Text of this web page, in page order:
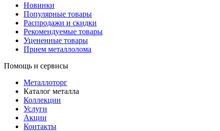
Новинки
Популярные товары
Распродажи и скидки
Рекомендуемые товары
Уцененные товары
Прием металлолома
Помощь и сервисы
Металлоторг
Каталог металла
Коллекции
Услуги
Акции
Контакты